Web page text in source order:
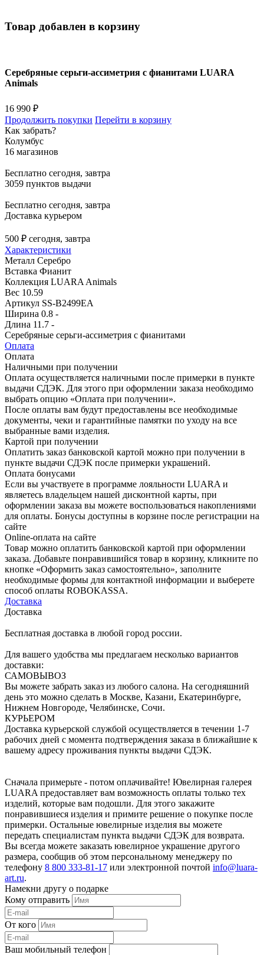
Товар добавлен в корзину
Серебряные серьги-ассиметрия с фианитами LUARA
Animals
16 990 ₽
Продолжить покупки Перейти в корзину
Как забрать?
Колумбус
16 магазинов
Бесплатно сегодня, завтра
3059 пунктов выдачи
Бесплатно сегодня, завтра
Доставка курьером
500 ₽ сегодня, завтра
Характеристики
Металл Серебро
Вставка Фианит
Коллекция LUARA Animals
Вес 10.59
Артикул SS-B2499EA
Ширина 0.8 -
Длина 11.7 -
Серебряные серьги-ассиметрия с фианитами
Оплата
Оплата
Наличными при получении
Оплата осуществляется наличными после примерки в пункте
выдачи СДЭК. Для этого при оформлении заказа необходимо
выбрать опцию «Оплата при получении».
После оплаты вам будут предоставлены все необходимые
документы, чеки и гарантийные памятки по уходу на все
выбранные вами изделия.
Картой при получении
Оплатить заказ банковской картой можно при получении в
пункте выдачи СДЭК после примерки украшений.
Оплата бонусами
Если вы участвуете в программе лояльности LUARA и
являетесь владельцем нашей дисконтной карты, при
оформлении заказа вы можете воспользоваться накоплениями
для оплаты. Бонусы доступны в корзине после регистрации на
сайте
Online-оплата на сайте
Товар можно оплатить банковской картой при оформлении
заказа. Добавьте понравившийся товар в корзину, кликните по
кнопке «Оформить заказ самостоятельно», заполните
необходимые формы для контактной информации и выберете
способ оплаты ROBOKASSA.
Доставка
Доставка
Бесплатная доставка в любой город россии.
Для вашего удобства мы предлагаем несколько вариантов
доставки:
САМОВЫВОЗ
Вы можете забрать заказ из любого салона. На сегодняшний
день это можно сделать в Москве, Казани, Екатеринбурге,
Нижнем Новгороде, Челябинске, Сочи.
КУРЬЕРОМ
Доставка курьерской службой осуществляется в течении 1-7
рабочих дней с момента подтверждения заказа в ближайшие к
вашему адресу проживания пункты выдачи СДЭК.
Сначала примерьте - потом оплачивайте! Ювелирная галерея
LUARA предоставляет вам возможность оплаты только тех
изделий, которые вам подошли. Для этого закажите
понравившиеся изделия и примите решение о покупке после
примерки. Остальные ювелирные изделия вы можете
передать специалистам пункта выдачи СДЭК для возврата.
Вы всегда можете заказать ювелирное украшение другого
размера, сообщив об этом персональному менеджеру по
телефону 8 800 333-81-17 или электронной почтой info@luara-
art.ru.
Намекни другу о подарке
Кому отправить
От кого
Ваш мобильный телефон